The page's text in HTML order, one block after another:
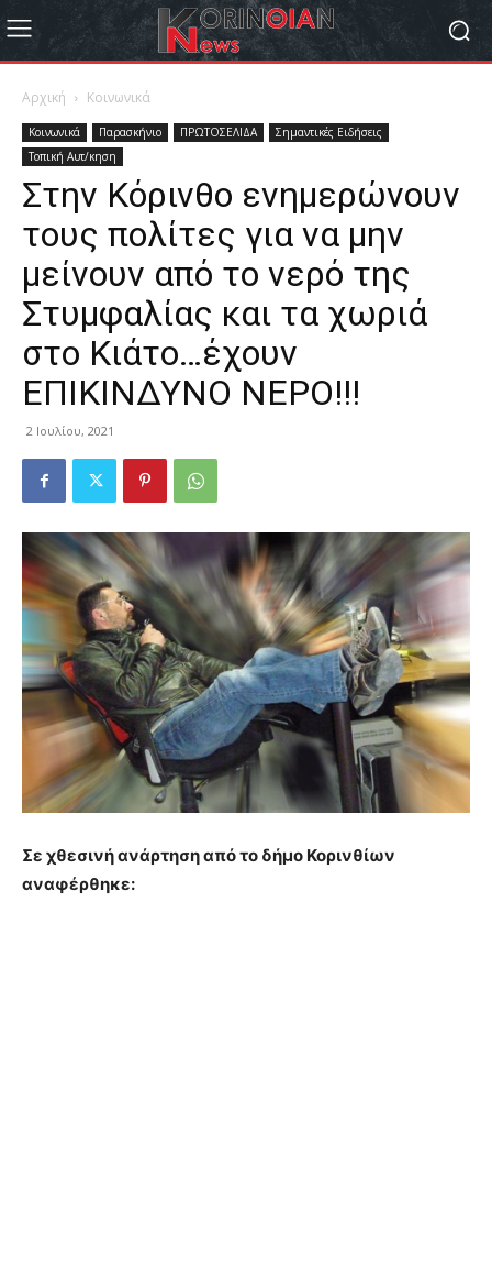
Αρχική Κοινωνικά
Κοινωνικά Παρασκήνιο ΠΡΩΤΟΣΕΛΙΔΑ
Σημαντικές Ειδήσεις
Τοπική Αυτ/κηση
Στην Κόρινθο ενημερώνουν
τους πολίτες για να μην
μείνουν από το νερό της
Στυμφαλίας και τα χωριά
στο Κιάτο…έχουν
ΕΠΙΚΙΝΔΥΝΟ ΝΕΡΟ!!!
2 Ιουλίου, 2021
Σε χθεσινή ανάρτηση από το δήμο Κορινθίων
αναφέρθηκε: